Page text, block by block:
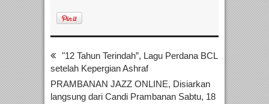
"12 Tahun Terindah”, Lagu Perdana BCL
setelah Kepergian Ashraf
PRAMBANAN JAZZ ONLINE, Disiarkan
langsung dari Candi Prambanan Sabtu, 18